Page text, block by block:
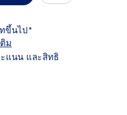
ขึ้นไป*
ม
แนน และสิทธิ